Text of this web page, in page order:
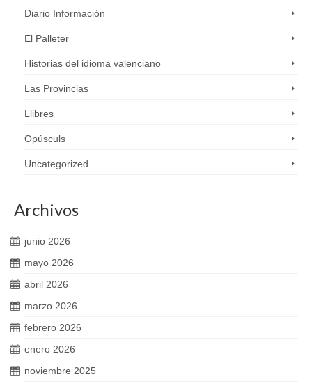
Diario Información
El Palleter
Historias del idioma valenciano
Las Provincias
Llibres
Opúsculs
Uncategorized
Archivos
junio 2026
mayo 2026
abril 2026
marzo 2026
febrero 2026
enero 2026
noviembre 2025